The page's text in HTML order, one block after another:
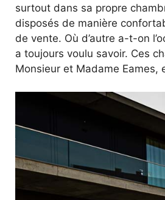
surtout dans sa propre
disposés de manière
de vente. Où d’autre a-t-on
a toujours voulu savoir. Ces
Monsieur et Madame